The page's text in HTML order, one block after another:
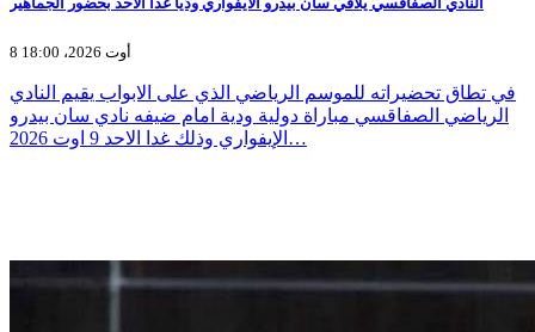
8 أوت 2026، 18:00
في تطاق تحضيراته للموسم الرياضي الذي على الابواب يقيم النادي
الرياضي الصفاقسي مباراة دولية ودية امام ضيفه نادي سان بيدرو
الإيفواري وذلك غدا الاحد 9 اوت 2026…